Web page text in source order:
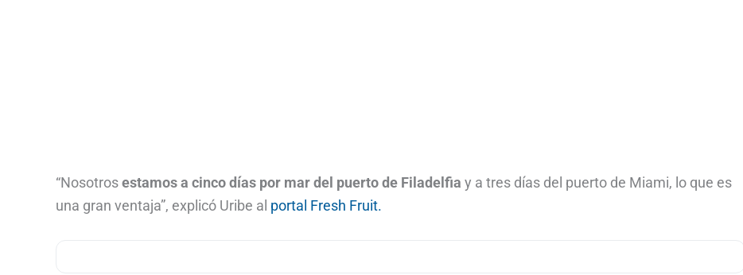
“Nosotrosestamos a cinco días por mar del puerto de Filadelfia y a tres días del puerto de Miami, lo que es
una gran ventaja”, explicó Uribe al portal Fresh Fruit.